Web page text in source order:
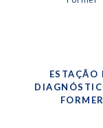
ESTAÇÃO
FORMER